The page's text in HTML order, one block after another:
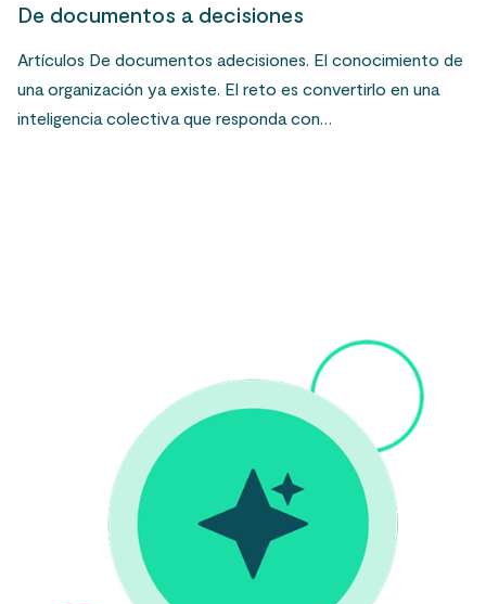
De documentos a decisiones
Artículos De documentos adecisiones. El conocimiento de
una organización ya existe. El reto es convertirlo en una
inteligencia colectiva que responda con…